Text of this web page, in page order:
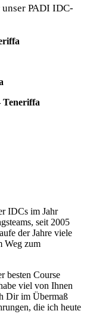
PADI IDC-
Teneriffa
IDCs im Jahr
seit 2005
der Jahre viele
Weg zum
besten Course
viel von Ihnen
Dir im Übermaß
die ich heute